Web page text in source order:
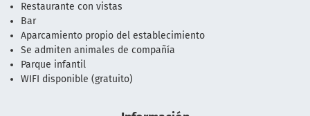
Restaurante con vistas
Bar
Aparcamiento propio del establecimiento
Se admiten animales de compañía
Parque infantil
WIFI disponible (gratuito)